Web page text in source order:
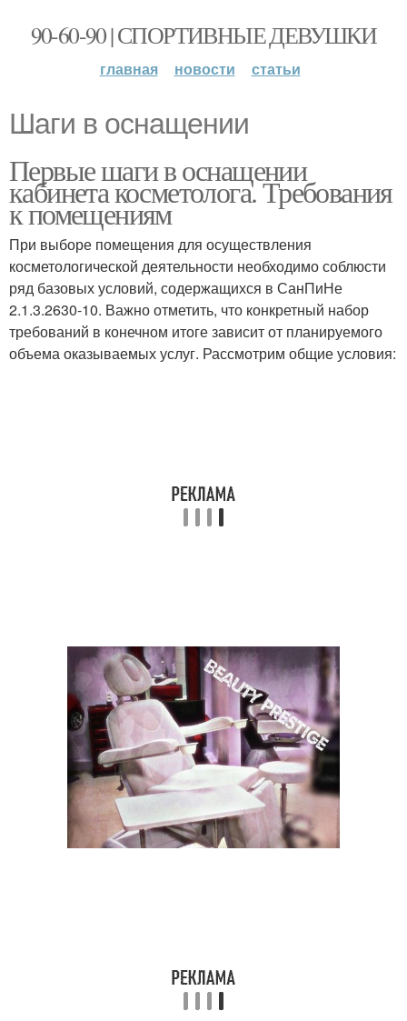
90-60-90 | СПОРТИВНЫЕ ДЕВУШКИ
главная новости статьи
Шаги в оснащении
Первые шаги в оснащении
кабинета косметолога. Требования
к помещениям
При выборе помещения для осуществления
косметологической деятельности необходимо соблюсти
ряд базовых условий, содержащихся в СанПиНе
2.1.3.2630-10. Важно отметить, что конкретный набор
требований в конечном итоге зависит от планируемого
объема оказываемых услуг. Рассмотрим общие условия: